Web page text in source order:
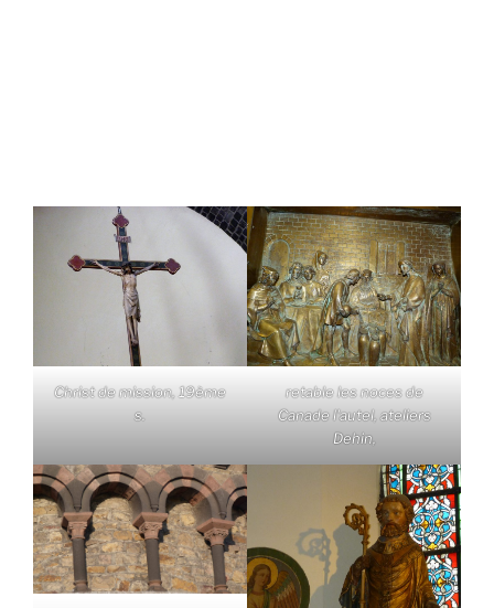
Christ de mission, 19ème
s.
retable les noces de
Canade l'autel, ateliers
Dehin,